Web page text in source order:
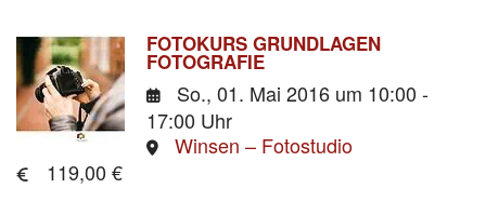
FOTOKURS GRUNDLAGEN
FOTOGRAFIE
So., 01. Mai 2016 um 10:00 -
17:00 Uhr
Winsen – Fotostudio
119,00 €